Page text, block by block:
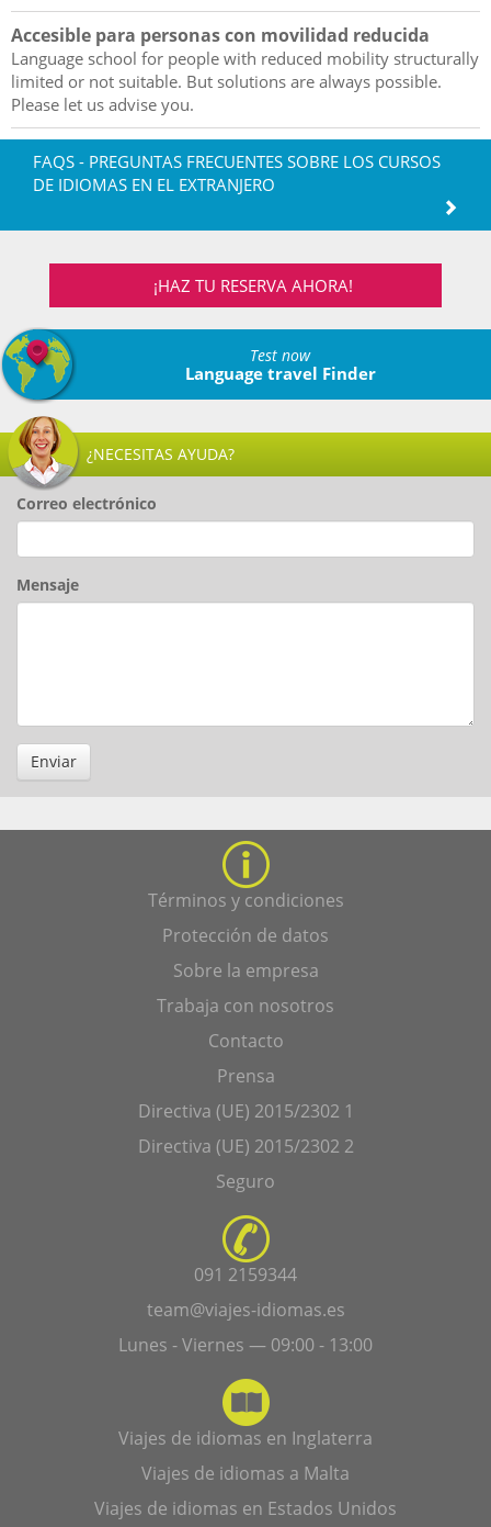
Accesible para personas con movilidad reducida
Language school for people with reduced mobility structurally
limited or not suitable. But solutions are always possible.
Please let us advise you.
FAQS - PREGUNTAS FRECUENTES SOBRE LOS CURSOS
DE IDIOMAS EN EL EXTRANJERO
¡HAZ TU RESERVA AHORA!
Test now
Language travel Finder
¿NECESITAS AYUDA?
Correo electrónico
Mensaje
Enviar
Términos y condiciones
Protección de datos
Sobre la empresa
Trabaja con nosotros
Contacto
Prensa
Directiva (UE) 2015/2302 1
Directiva (UE) 2015/2302 2
Seguro
091 2159344
team@viajes-idiomas.es
Lunes - Viernes — 09:00 - 13:00
Viajes de idiomas en Inglaterra
Viajes de idiomas a Malta
Viajes de idiomas en Estados Unidos